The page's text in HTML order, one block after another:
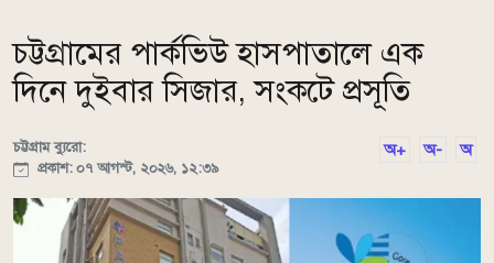
চট্টগ্রামের পার্কভিউ হাসপাতালে এক
দিনে দুইবার সিজার, সংকটে প্রসূতি
চট্টগ্রাম ব্যুরো:
প্রকাশ: ০৭ আগস্ট, ২০২৬, ১২:৩৯
অ+ অ- অ